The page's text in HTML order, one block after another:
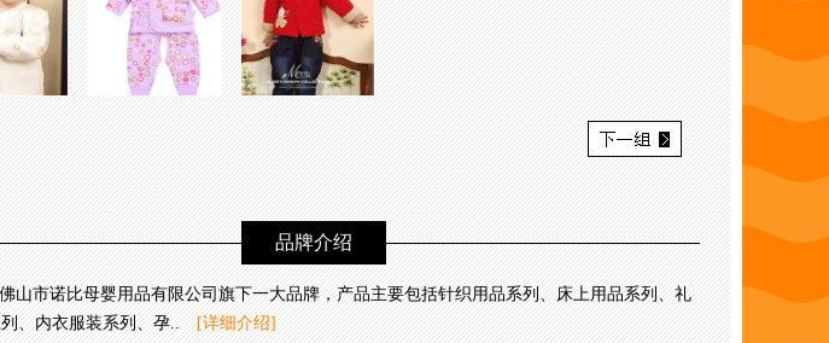
品牌介绍
山市诺比母婴用品有限公司旗下一大品牌，产品主要包括针织用品系列、床上用品系列、礼
、内衣服装系列、孕..
[详细介绍]